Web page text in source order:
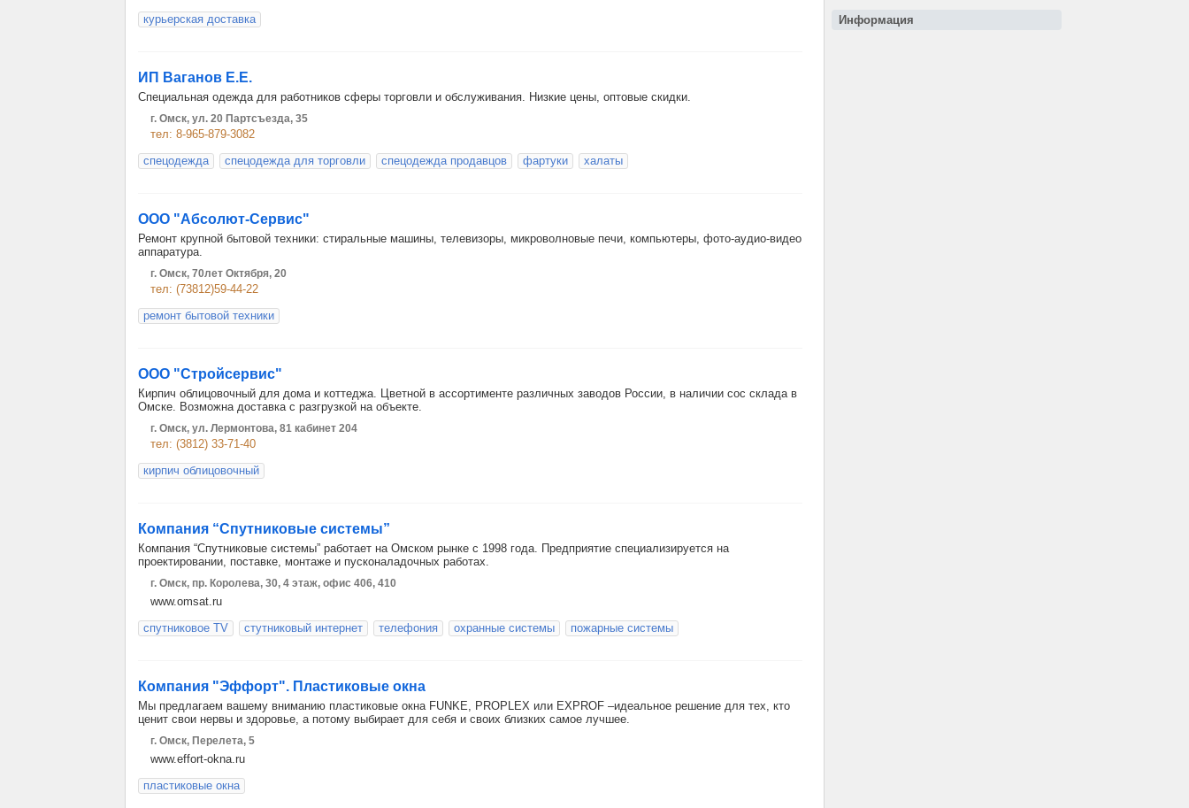
курьерская доставка
ИП Ваганов Е.Е.
Специальная одежда для работников сферы торговли и обслуживания. Низкие цены, оптовые скидки.
г. Омск, ул. 20 Партсъезда, 35
тел: 8-965-879-3082
спецодежда
спецодежда для торговли спецодежда продавцов фартуки халаты
ООО "Абсолют-Сервис"
Ремонт крупной бытовой техники: стиральные машины, телевизоры, микроволновые печи, компьютеры, фото-аудио-видео
аппаратура.
г. Омск, 70лет Октября, 20
тел: (73812)59-44-22
ремонт бытовой техники
ООО "Стройсервис"
Кирпич облицовочный для дома и коттеджа. Цветной в ассортименте различных заводов России, в наличии сос склада в
Омске. Возможна доставка с разгрузкой на объекте.
г. Омск, ул. Лермонтова, 81 кабинет 204
тел: (3812) 33-71-40
кирпич облицовочный
Компания “Спутниковые системы”
Компания “Спутниковые системы” работает на Омском рынке с 1998 года. Предприятие специализируется на
проектировании, поставке, монтаже и пусконаладочных работах.
г. Омск, пр. Королева, 30, 4 этаж, офис 406, 410
www.omsat.ru
спутниковое TV
стутниковый интернет телефония охранные системы пожарные системы
Компания "Эффорт". Пластиковые окна
Мы предлагаем вашему вниманию пластиковые окна FUNKE, PROPLEX или EXPROF –идеальное решение для тех, кто
ценит свои нервы и здоровье, а потому выбирает для себя и своих близких самое лучшее.
г. Омск, Перелета, 5
www.effort-okna.ru
пластиковые окна
Информация